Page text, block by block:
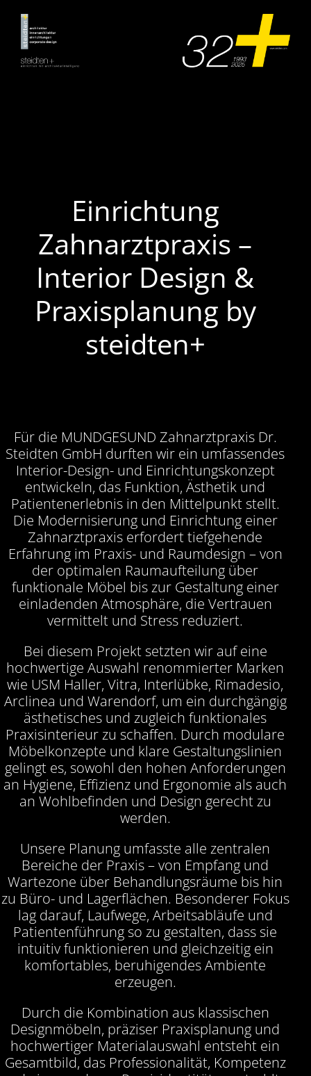
Inhalt
springen
Einrichtung
Zahnarztpraxis –
Interior Design &
Praxisplanung by
steidten+
Für die MUNDGESUND Zahnarztpraxis Dr.
Steidten GmbH durften wir ein umfassendes
Interior-Design- und Einrichtungskonzept
entwickeln, das Funktion, Ästhetik und
Patientenerlebnis in den Mittelpunkt stellt.
Die Modernisierung und Einrichtung einer
Zahnarztpraxis erfordert tiefgehende
Erfahrung im Praxis- und Raumdesign – von
der optimalen Raumaufteilung über
funktionale Möbel bis zur Gestaltung einer
einladenden Atmosphäre, die Vertrauen
vermittelt und Stress reduziert.
Bei diesem Projekt setzten wir auf eine
hochwertige Auswahl renommierter Marken
wie USM Haller, Vitra, Interlübke, Rimadesio,
Arclinea und Warendorf, um ein durchgängig
ästhetisches und zugleich funktionales
Praxisinterieur zu schaffen. Durch modulare
Möbelkonzepte und klare Gestaltungslinien
gelingt es, sowohl den hohen Anforderungen
an Hygiene, Effizienz und Ergonomie als auch
an Wohlbefinden und Design gerecht zu
werden.
Unsere Planung umfasste alle zentralen
Bereiche der Praxis – von Empfang und
Wartezone über Behandlungsräume bis hin
zu Büro- und Lagerflächen. Besonderer Fokus
lag darauf, Laufwege, Arbeitsabläufe und
Patientenführung so zu gestalten, dass sie
intuitiv funktionieren und gleichzeitig ein
komfortables, beruhigendes Ambiente
erzeugen.
Durch die Kombination aus klassischen
Designmöbeln, präziser Praxisplanung und
hochwertiger Materialauswahl entsteht ein
Gesamtbild, das Professionalität, Kompetenz